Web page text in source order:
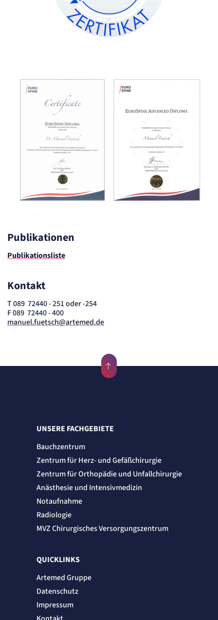
Publikationen
Publikationsliste
Kontakt
T 089 72440 - 251 oder -254
F 089 72440 - 400
manuel.fuetsch@artemed.de
UNSERE FACHGEBIETE
Bauchzentrum
Zentrum für Herz- und Gefäßchirurgie
Zentrum für Orthopädie und Unfallchirurgie
Anästhesie und Intensivmedizin
Notaufnahme
Radiologie
MVZ Chirurgisches Versorgungszentrum
QUICKLINKS
Artemed Gruppe
Datenschutz
Impressum